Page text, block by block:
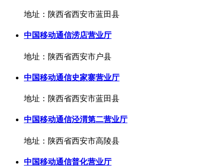
地址：陕西省西安市蓝田县
中国移动通信涝店营业厅
地址：陕西省西安市户县
中国移动通信史家寨营业厅
地址：陕西省西安市蓝田县
中国移动通信泾渭第二营业厅
地址：陕西省西安市高陵县
中国移动通信普化营业厅